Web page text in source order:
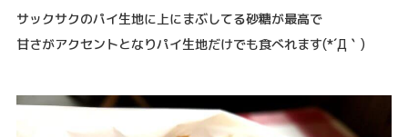
サックサクのパイ生地に上にまぶしてる砂糖が最高で
甘さがアクセントとなりパイ生地だけでも食べれます(*´Д｀)